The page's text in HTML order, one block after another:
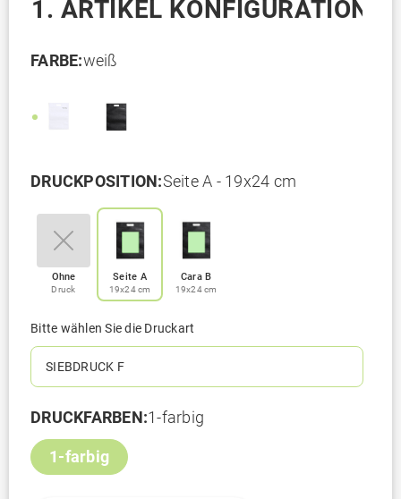
1. ARTIKEL KONFIGURATION
FARBE:weiß
DRUCKPOSITION:Seite A - 19x24 cm
Ohne
Druck
Seite A
19x24 cm
Cara B
19x24 cm
Bitte wählen Sie die Druckart
SIEBDRUCK F
DRUCKFARBEN:1-farbig
1-farbig